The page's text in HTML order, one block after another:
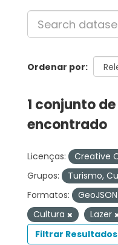
Ordenar por
1 conjunto
encontrado
Licenças:
Creative
Grupos:
Turismo,
Formatos:
GeoJSON
Cultura
Lazer
Filtrar Resultados